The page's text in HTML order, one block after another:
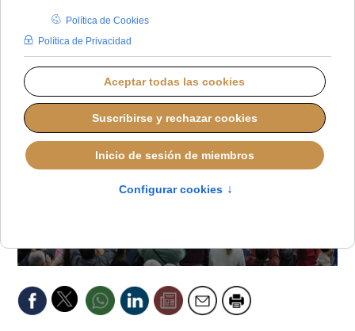
ALMUDENA RODRIGO
PAPA LEÓN XIV
MIÉRCOLES, 22 OCTUBRE 2025 10:48